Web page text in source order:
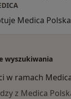
Medica Polska
wyszukiwania
w ramach
z Medica